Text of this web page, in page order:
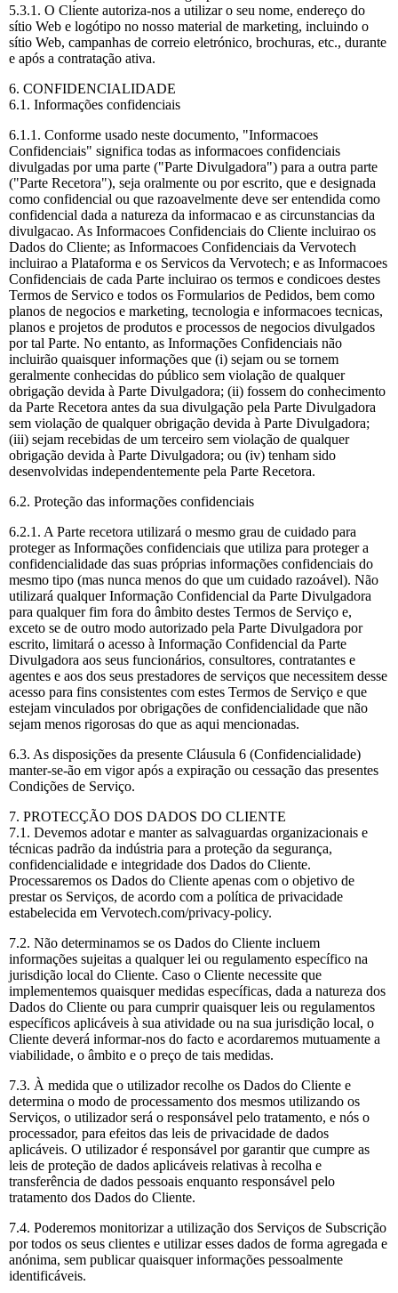
5.3.1. O Cliente autoriza-nos a utilizar o seu nome, endereço do
sítio Web e logótipo no nosso material de marketing, incluindo o
sítio Web, campanhas de correio eletrónico, brochuras, etc., durante
e após a contratação ativa.
6. CONFIDENCIALIDADE
6.1. Informações confidenciais
6.1.1. Conforme usado neste documento, "Informacoes
Confidenciais" significa todas as informacoes confidenciais
divulgadas por uma parte ("Parte Divulgadora") para a outra parte
("Parte Recetora"), seja oralmente ou por escrito, que e designada
como confidencial ou que razoavelmente deve ser entendida como
confidencial dada a natureza da informacao e as circunstancias da
divulgacao. As Informacoes Confidenciais do Cliente incluirao os
Dados do Cliente; as Informacoes Confidenciais da Vervotech
incluirao a Plataforma e os Servicos da Vervotech; e as Informacoes
Confidenciais de cada Parte incluirao os termos e condicoes destes
Termos de Servico e todos os Formularios de Pedidos, bem como
planos de negocios e marketing, tecnologia e informacoes tecnicas,
planos e projetos de produtos e processos de negocios divulgados
por tal Parte. No entanto, as Informações Confidenciais não
incluirão quaisquer informações que (i) sejam ou se tornem
geralmente conhecidas do público sem violação de qualquer
obrigação devida à Parte Divulgadora; (ii) fossem do conhecimento
da Parte Recetora antes da sua divulgação pela Parte Divulgadora
sem violação de qualquer obrigação devida à Parte Divulgadora;
(iii) sejam recebidas de um terceiro sem violação de qualquer
obrigação devida à Parte Divulgadora; ou (iv) tenham sido
desenvolvidas independentemente pela Parte Recetora.
6.2. Proteção das informações confidenciais
6.2.1. A Parte recetora utilizará o mesmo grau de cuidado para
proteger as Informações confidenciais que utiliza para proteger a
confidencialidade das suas próprias informações confidenciais do
mesmo tipo (mas nunca menos do que um cuidado razoável). Não
utilizará qualquer Informação Confidencial da Parte Divulgadora
para qualquer fim fora do âmbito destes Termos de Serviço e,
exceto se de outro modo autorizado pela Parte Divulgadora por
escrito, limitará o acesso à Informação Confidencial da Parte
Divulgadora aos seus funcionários, consultores, contratantes e
agentes e aos dos seus prestadores de serviços que necessitem desse
acesso para fins consistentes com estes Termos de Serviço e que
estejam vinculados por obrigações de confidencialidade que não
sejam menos rigorosas do que as aqui mencionadas.
6.3. As disposições da presente Cláusula 6 (Confidencialidade)
manter-se-ão em vigor após a expiração ou cessação das presentes
Condições de Serviço.
7. PROTECÇÃO DOS DADOS DO CLIENTE
7.1. Devemos adotar e manter as salvaguardas organizacionais e
técnicas padrão da indústria para a proteção da segurança,
confidencialidade e integridade dos Dados do Cliente.
Processaremos os Dados do Cliente apenas com o objetivo de
prestar os Serviços, de acordo com a política de privacidade
estabelecida em Vervotech.com/privacy-policy.
7.2. Não determinamos se os Dados do Cliente incluem
informações sujeitas a qualquer lei ou regulamento específico na
jurisdição local do Cliente. Caso o Cliente necessite que
implementemos quaisquer medidas específicas, dada a natureza dos
Dados do Cliente ou para cumprir quaisquer leis ou regulamentos
específicos aplicáveis à sua atividade ou na sua jurisdição local, o
Cliente deverá informar-nos do facto e acordaremos mutuamente a
viabilidade, o âmbito e o preço de tais medidas.
7.3. À medida que o utilizador recolhe os Dados do Cliente e
determina o modo de processamento dos mesmos utilizando os
Serviços, o utilizador será o responsável pelo tratamento, e nós o
processador, para efeitos das leis de privacidade de dados
aplicáveis. O utilizador é responsável por garantir que cumpre as
leis de proteção de dados aplicáveis relativas à recolha e
transferência de dados pessoais enquanto responsável pelo
tratamento dos Dados do Cliente.
7.4. Poderemos monitorizar a utilização dos Serviços de Subscrição
por todos os seus clientes e utilizar esses dados de forma agregada e
anónima, sem publicar quaisquer informações pessoalmente
identificáveis.